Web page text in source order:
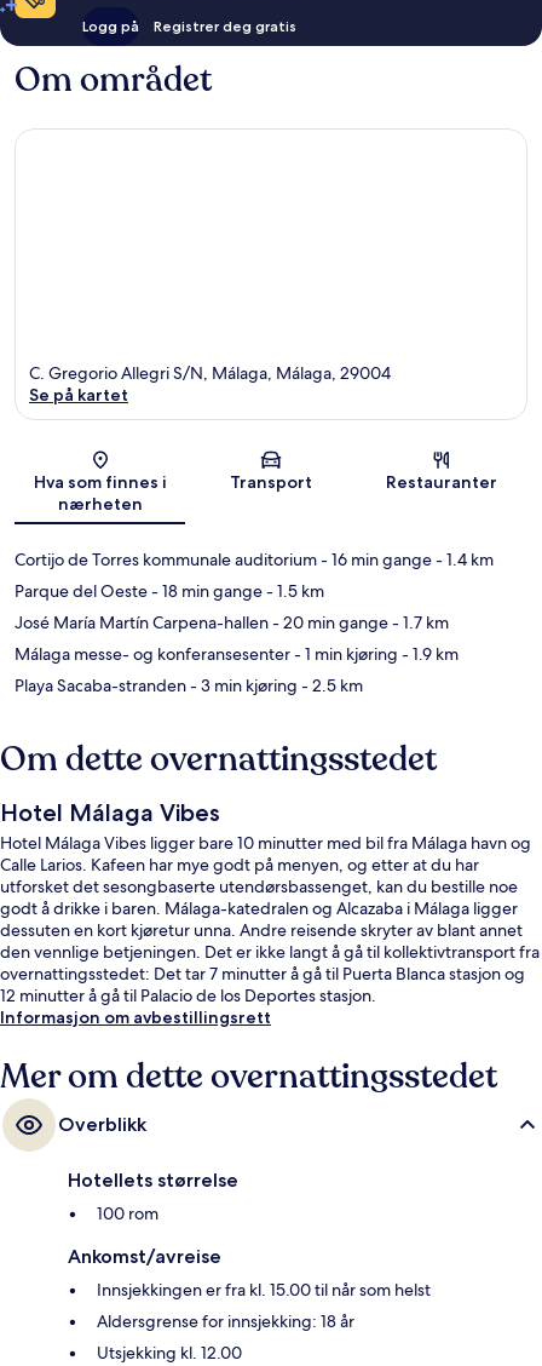
Logg på Registrer deg gratis
Om området
Kart
C. Gregorio Allegri S/N, Málaga, Málaga, 29004
Se på kartet
Hva som finnes i
nærheten
Transport Restauranter
Cortijo de Torres kommunale auditorium- 16 min gange- 1.4 km
Parque del Oeste- 18 min gange- 1.5 km
José María Martín Carpena-hallen- 20 min gange- 1.7 km
Málaga messe- og konferansesenter- 1 min kjøring - 1.9 km
Playa Sacaba-stranden- 3 min kjøring - 2.5 km
Om dette overnattingsstedet
Hotel Málaga Vibes
Hotel Málaga Vibes ligger bare 10 minutter med bil fra Málaga havn og
Calle Larios. Kafeen har mye godt på menyen, og etter at du har
utforsket det sesongbaserte utendørsbassenget, kan du bestille noe
godt å drikke i baren. Málaga-katedralen og Alcazaba i Málaga ligger
dessuten en kort kjøretur unna. Andre reisende skryter av blant annet
den vennlige betjeningen. Det er ikke langt å gå til kollektivtransport fra
overnattingsstedet: Det tar 7 minutter å gå til Puerta Blanca stasjon og
12 minutter å gå til Palacio de los Deportes stasjon.
Informasjon om avbestillingsrett
Mer om dette overnattingsstedet
Overblikk
Hotellets størrelse
100 rom
Ankomst/avreise
Innsjekkingen er fra kl. 15.00 til når som helst
Aldersgrense for innsjekking: 18 år
Utsjekking kl. 12.00